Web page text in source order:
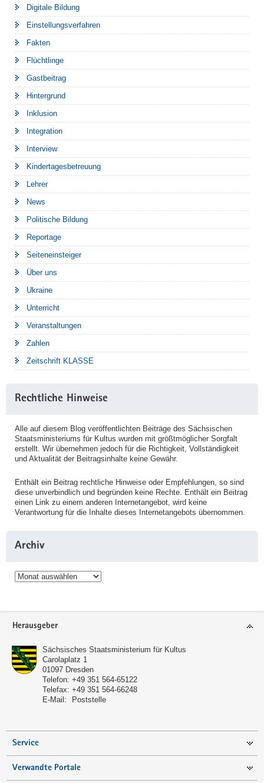
Digitale Bildung
Einstellungsverfahren
Fakten
Flüchtlinge
Gastbeitrag
Hintergrund
Inklusion
Integration
Interview
Kindertagesbetreuung
Lehrer
News
Politische Bildung
Reportage
Seiteneinsteiger
Über uns
Ukraine
Unterricht
Veranstaltungen
Zahlen
Zeitschrift KLASSE
Rechtliche Hinweise
Alle auf diesem Blog veröffentlichten Beiträge des Sächsischen
Staatsministeriums für Kultus wurden mit größtmöglicher Sorgfalt
erstellt. Wir übernehmen jedoch für die Richtigkeit, Vollständigkeit
und Aktualität der Beitragsinhalte keine Gewähr.
Enthält ein Beitrag rechtliche Hinweise oder Empfehlungen, so sind
diese unverbindlich und begründen keine Rechte. Enthält ein Beitrag
einen Link zu einem anderen Internetangebot, wird keine
Verantwortung für die Inhalte dieses Internetangebots übernommen.
Archiv
Archiv
Service
Herausgeber
Sächsisches Staatsministerium für Kultus
Carolaplatz 1
01097 Dresden
Telefon: +49 351 564-65122
Telefax: +49 351 564-66248
E-Mail:
Poststelle
Service
Verwandte Portale